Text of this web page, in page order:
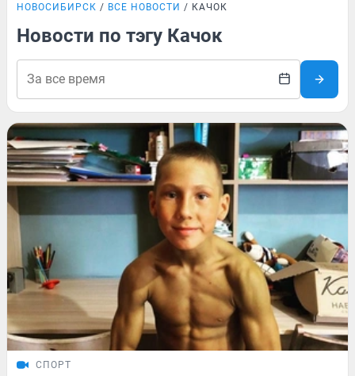
НОВОСИБИРСК ВСЕ НОВОСТИ КАЧОК
Новости по тэгу Качок
СПОРТ